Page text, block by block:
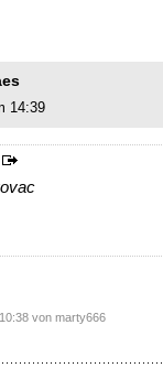
14:39
von marty666